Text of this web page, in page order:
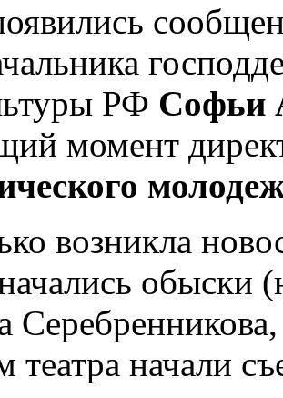
РФ Софьи
момент
возникла
обыски
театра начали